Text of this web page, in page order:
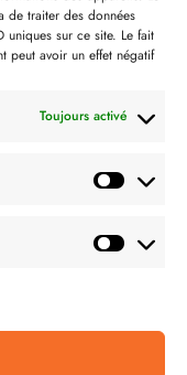
de traiter des données
sur ce site. Le fait
peut avoir un effet négatif
Toujours activé